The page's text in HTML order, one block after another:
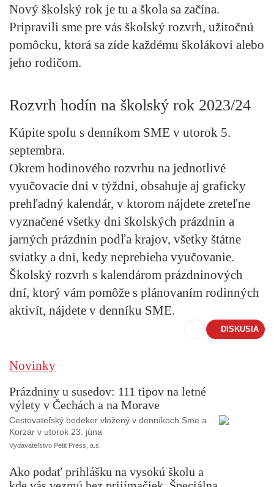
Nový školský rok je tu a škola sa začína.
Pripravili sme pre vás školský rozvrh, užitočnú
pomôcku, ktorá sa zíde každému školákovi alebo
jeho rodičom.
Rozvrh hodín na školský rok 2023/24
Kúpite spolu s denníkom SME v utorok 5.
septembra.
Okrem hodinového rozvrhu na jednotlivé
vyučovacie dni v týždni, obsahuje aj graficky
prehľadný kalendár, v ktorom nájdete zreteľne
vyznačené všetky dni školských prázdnin a
jarných prázdnin podľa krajov, všetky štátne
sviatky a dni, kedy neprebieha vyučovanie.
Školský rozvrh s kalendárom prázdninových
dní, ktorý vám pomôže s plánovaním rodinných
aktivít, nájdete v denníku SME.
DISKUSIA
Novinky
Prázdniny u susedov: 111 tipov na letné
výlety v Čechách a na Morave
Cestovateľský bedeker vložený v denníkoch Sme a
Korzár v utorok 23. júna
Vydavateľstvo Petit Press, a.s.
Ako podať prihlášku na vysokú školu a